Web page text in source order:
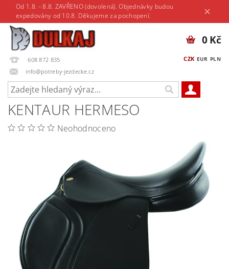
Od 1.8. - 8.8. ZAVŘENO (dovolená). Objednávky budou
expedovány od 10.8. Děkujeme za pochopení.
608 872 835
info@potreby-jezdecke.cz
CZK EUR PLN
0 Kč
KENTAUR HERMESO
Neohodnoceno